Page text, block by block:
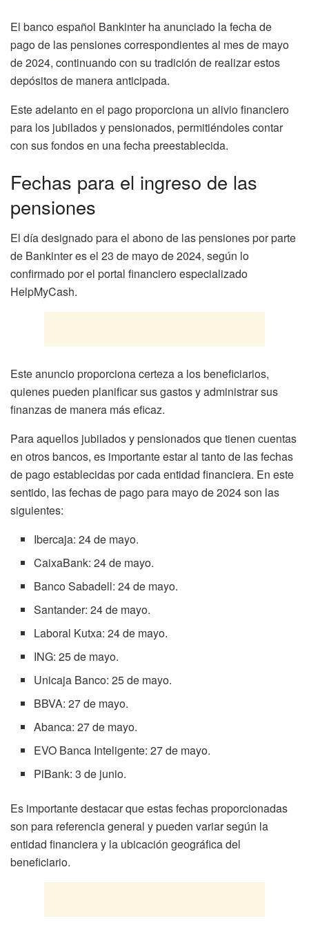
El banco español Bankinter ha anunciado la fecha de
pago de las pensiones correspondientes al mes de mayo
de 2024, continuando con su tradición de realizar estos
depósitos de manera anticipada.
Este adelanto en el pago proporciona un alivio financiero
para los jubilados y pensionados, permitiéndoles contar
con sus fondos en una fecha preestablecida.
Fechas para el ingreso de las
pensiones
El día designado para el abono de las pensiones por parte
de Bankinter es el 23 de mayo de 2024, según lo
confirmado por el portal financiero especializado
HelpMyCash.
Este anuncio proporciona certeza a los beneficiarios,
quienes pueden planificar sus gastos y administrar sus
finanzas de manera más eficaz.
Para aquellos jubilados y pensionados que tienen cuentas
en otros bancos, es importante estar al tanto de las fechas
de pago establecidas por cada entidad financiera. En este
sentido, las fechas de pago para mayo de 2024 son las
siguientes:
Ibercaja: 24 de mayo.
CaixaBank: 24 de mayo.
Banco Sabadell: 24 de mayo.
Santander: 24 de mayo.
Laboral Kutxa: 24 de mayo.
ING: 25 de mayo.
Unicaja Banco: 25 de mayo.
BBVA: 27 de mayo.
Abanca: 27 de mayo.
EVO Banca Inteligente: 27 de mayo.
PiBank: 3 de junio.
Es importante destacar que estas fechas proporcionadas
son para referencia general y pueden variar según la
entidad financiera y la ubicación geográfica del
beneficiario.